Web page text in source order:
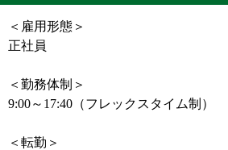
＜雇用形態＞
正社員
＜勤務体制＞
9:00～17:40（フレックスタイム制）
＜転勤＞